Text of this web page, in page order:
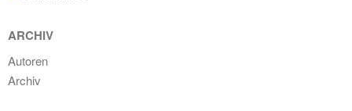
ARCHIV
Autoren
Archiv